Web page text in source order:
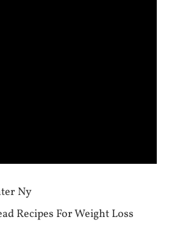
Ny
Recipes For Weight Loss